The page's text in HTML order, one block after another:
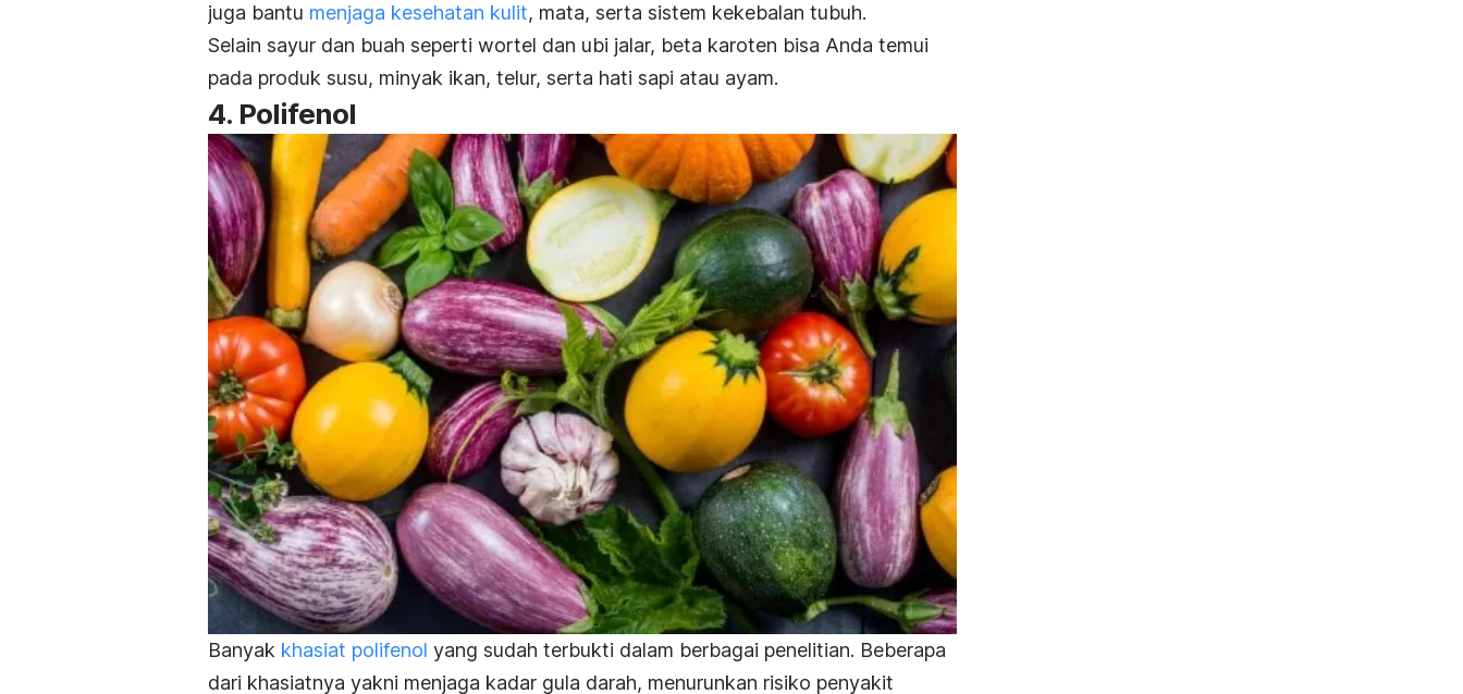
juga bantu menjaga kesehatan kulit, mata, serta sistem kekebalan tubuh.
Selain sayur dan buah seperti wortel dan ubi jalar, beta karoten bisa Anda temui
pada produk susu, minyak ikan, telur, serta hati sapi atau ayam.
4. Polifenol
Banyak khasiat polifenol yang sudah terbukti dalam berbagai penelitian. Beberapa
dari khasiatnya yakni menjaga kadar gula darah, menurunkan risiko penyakit